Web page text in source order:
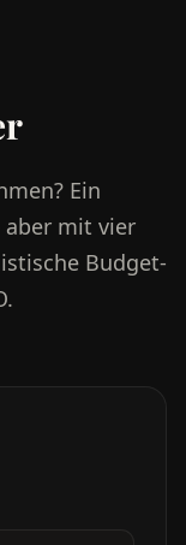
Ein
aber mit vier
Budget-